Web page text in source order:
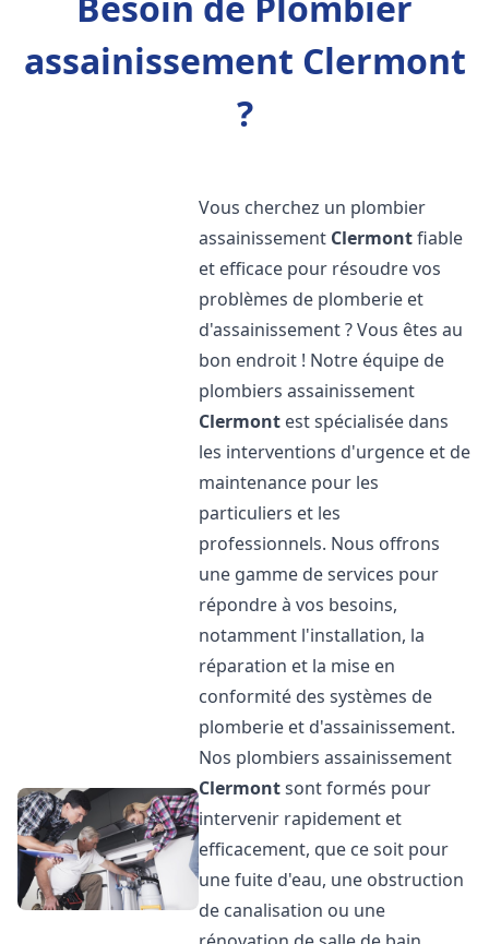
assainissement Clermont
?
Vous cherchez un plombier
assainissement Clermontfiable
et efficace pour résoudre vos
problèmes de plomberie et
d'assainissement ? Vous êtes au
bon endroit ! Notre équipe de
plombiers assainissement
Clermont est spécialisée dans
les interventions d'urgence et de
maintenance pour les
particuliers et les
professionnels. Nous offrons
une gamme de services pour
répondre à vos besoins,
notamment l'installation, la
réparation et la mise en
conformité des systèmes de
plomberie et d'assainissement.
Nos plombiers assainissement
Clermontsont formés pour
intervenir rapidement et
efficacement, que ce soit pour
une fuite d'eau, une obstruction
de canalisation ou une